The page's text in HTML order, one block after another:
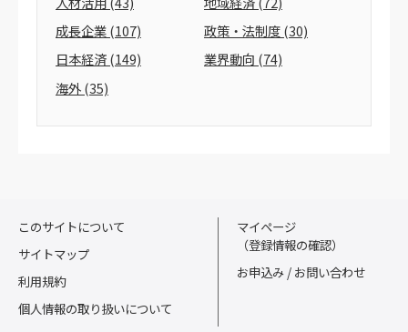
成長企業(107) 政策・法制度(30)
日本経済(149) 業界動向 (74)
海外(35)
このサイトについて
サイトマップ
利用規約
個人情報の取り扱いについて
マイページ
（登録情報の確認）
お申込み / お問い合わせ